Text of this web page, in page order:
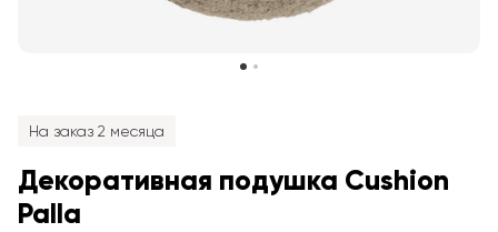
На заказ 2 месяца
Декоративная подушка Cushion
Palla